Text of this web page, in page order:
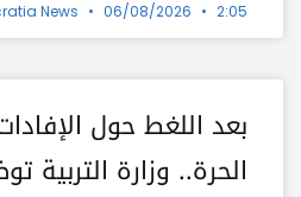
News 06/08/2026 2:05 م
بعد اللغط حول
الحرة.. وزارة التربية